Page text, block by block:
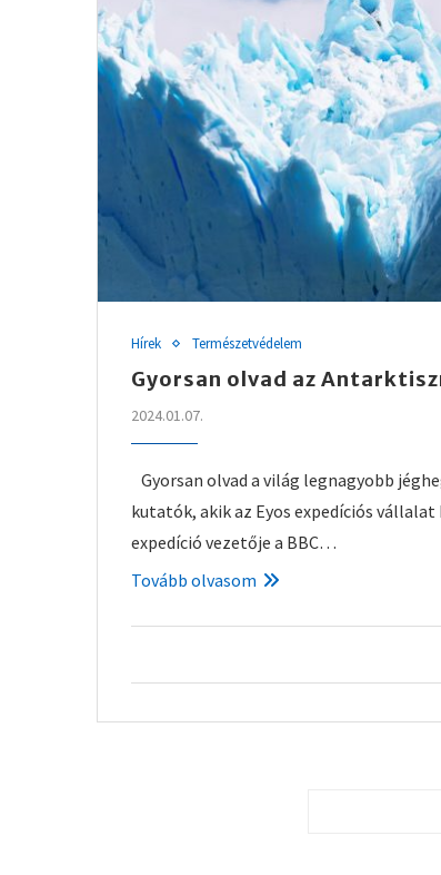
Hírek Természetvédelem
Gyorsan olvad az
2024.01.07.
Gyorsan olvad a világ legnagyobb
kutatók, akik az Eyos expedíciós
expedíció vezetője a BBC…
Tovább olvasom